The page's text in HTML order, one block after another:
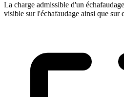
La charge admissible d'un
visible sur l'échafaudage ainsi que sur